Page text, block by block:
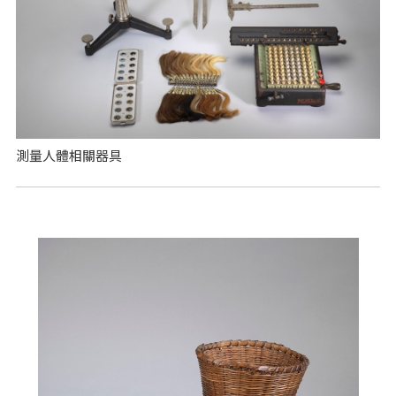
測量人體相關器具